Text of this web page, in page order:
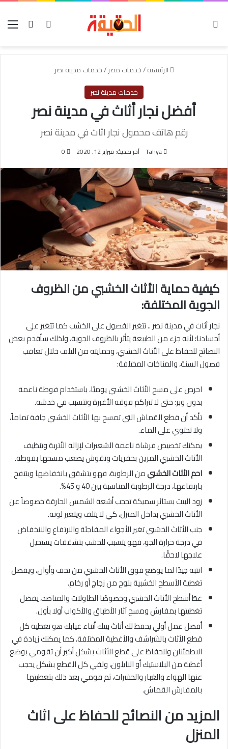
بحث عنتسجيل
الرئيسية/خدمات مصر/خدمات مدينة نصر
خدمات مدينة نصر
أفضل نجار أثاث في مدينة نصر
رقم هاتف محمول نجار اثاث في مدينة نصر
Tahya آخر تحديث: فبراير 12, 2020 0
كيفية حماية الأثاث الخشبي من الظروف
الجوية المختلفة:
نجار أثاث في مدينة نصر .. تتغير الفصول على الخشب كما تتغير على
أجسادنا؛ لأنه جزء من الطبيعة يتأثر بالظروف الجوية، ولذلك سأقدم بعض
النصائح للحفاظ على الأثاث الخشبي، وحمايته من التلف خلال تعاقب
فصول السنة، والمناخات المختلفة:
احرص على مسح الأثاث الخشبي يوميًا، باستخدام فوطة ناعمة
بدون وبر؛ حتى لا تتراكم فوقه الأغبرة وتتسبب في خدشه.
تأكد أن قطع القماش التي تمسح بها الأثاث الخشبي جافة تماماً،
ولا تحتوي على الماء.
يمكنك تخصيص فرشاة ناعمة الشعيرات لإزالة الأتربة وتنظيف
الأثاث الخشبي المزين بحفريات ونقوش يصعب مسحها بفوطة.
احم الأثاث الخشبيمن الرطوبة، فهو يتشقق بانخفاضها وينتفخ
بارتفاعها، درجة الرطوبة المناسبة بين 40 و 45%.
زود البيت بستائر سميكة تحجب أشعة الشمس الحارقة خصوصاً عن
الأثاث الخشبي بداخل المنزل، كي لا يتلف ويتغير لونه.
جنب الأثاث الخشبي تغير الأجواء المفاجئة والارتفاع والانخفاض
في درجة حرارة الجو، فهو يتسبب للخشب بتشققات يستحيل
علاجها لاحقًا.
انتبه جيدًا لما يوضع فوق الأثاث الخشبي من تحف وأوان، ويفضل
تغطية الأسطح الخشبية بلوح من زجاج أو رخام.
غطّ أسطح الأثاث الخشبي وخصوصًا الطاولات والمناضد، يفضل
تغطيتها بمفارش ومسح آثار الأطباق والأكواب أولا بأول.
أفضل عمل أولي يحفظ لك أثاث بيتك أثناء غيابك هو تغطية كل
قطع الأثاث بالشراشف والأغطية المختلفة، كما يمكنك زيادة في
الاطمئنان وللحفاظ على قطع الأثاث بشكل أكبر أن تقومي بوضع
أغطية من البلاستيك أو النايلون، ولفي كل القطع بشكل يحجب
عنها الهواء والغبار والحشرات، ثم قومي بعد ذلك بتغطيتها
بالمفارش القماش.
المزيد من النصائح للحفاظ على اثاث
المنزل